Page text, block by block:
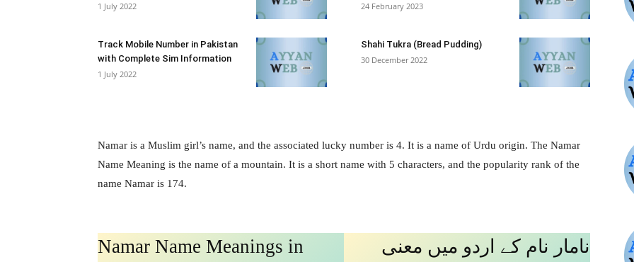
1 July 2022
24 February 2023
Track Mobile Number in Pakistan
with Complete Sim Information
1 July 2022
Shahi Tukra (Bread Pudding)
30 December 2022
Namar is a Muslim girl’s name, and the associated lucky number is 4. It is a name of Urdu origin. The Namar
Name Meaning is the name of a mountain. It is a short name with 5 characters, and the popularity rank of the
name Namar is 174.
Namar Name Meanings in
نامار نام کے اردو میں معنی